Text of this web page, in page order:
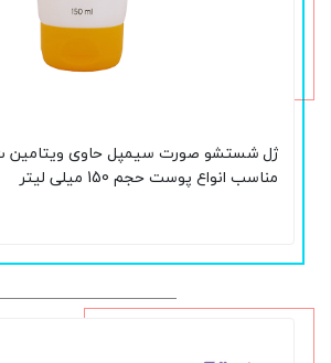
ژل شستشو صورت سیمپل حاوی ویتامین
مناسب انواع پوست حجم 150 میلی لیتر